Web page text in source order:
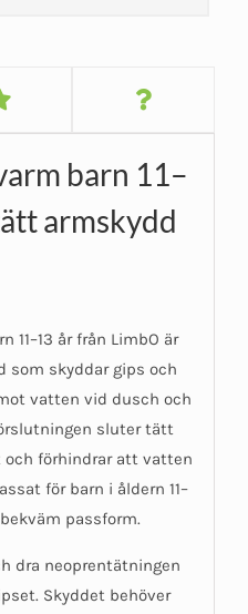
barn 11–
armskydd
11–13 år från LimbO är
skyddar gips och
vatten vid dusch och
sluter tätt
förhindrar att vatten
för barn i åldern 11–
passform.
dra neoprentätningen
Skyddet behöver